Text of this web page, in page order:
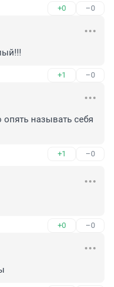
+0 –0
+1 –0
называть себя
+1 –0
+0 –0